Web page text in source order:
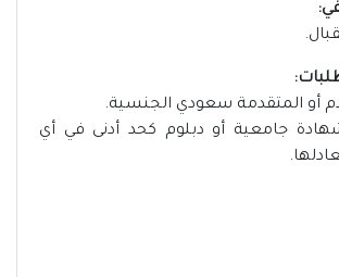
أو المتقدمة سعودي الجنسية.
جامعية أو دبلوم كحد أدنى في أي